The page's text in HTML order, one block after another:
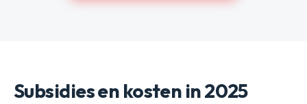
Subsidies en kosten in 2025